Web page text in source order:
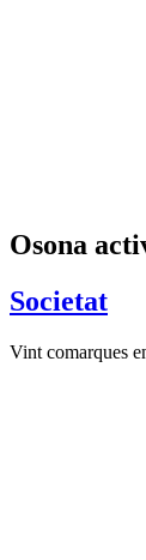
Osona
Societat
Vint comarques